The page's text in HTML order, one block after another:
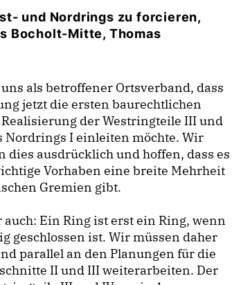
und Nordrings zu forcieren,
Bocholt-Mitte, Thomas
als betroffener Ortsverband, dass
jetzt die ersten baurechtlichen
der Westringteile III und
Nordrings I einleiten möchte. Wir
dies ausdrücklich und hoffen, dass es
Vorhaben eine breite Mehrheit
Gremien gibt.
auch: Ein Ring ist erst ein Ring, wenn
geschlossen ist. Wir müssen daher
parallel an den Planungen für die
II und III weiterarbeiten. Der